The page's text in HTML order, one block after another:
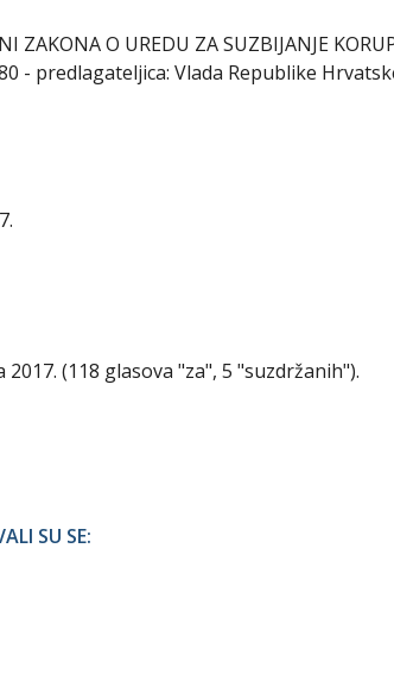
ZAKONA O UREDU ZA SUZBIJANJE
- predlagateljica: Vlada Republike
(118 glasova "za", 5 "suzdržanih").
SU SE: